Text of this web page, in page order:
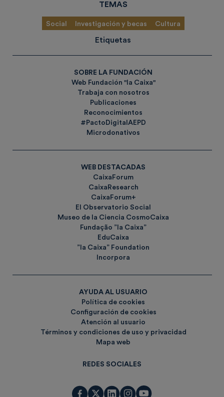
TEMAS
Social Investigación y becas Cultura
Etiquetas
SOBRE LA FUNDACIÓN
Web Fundación "la Caixa"
Trabaja con nosotros
Publicaciones
Reconocimientos
#PactoDigitalAEPD
Microdonativos
WEB DESTACADAS
CaixaForum
CaixaResearch
CaixaForum+
El Observatorio Social
Museo de la Ciencia CosmoCaixa
Fundação ”la Caixa”
EduCaixa
”la Caixa” Foundation
Incorpora
AYUDA AL USUARIO
Política de cookies
Configuración de cookies
Atención al usuario
Términos y condiciones de uso y privacidad
Mapa web
REDES SOCIALES